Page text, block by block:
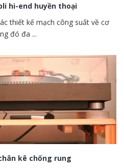
hi-end huyền thoại
thiết kế mạch công suất về cơ
đó đa ...
kê chống rung